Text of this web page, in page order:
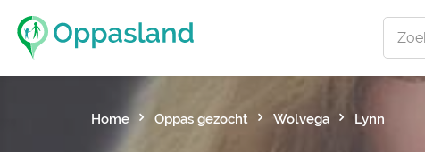
Home Oppas gezocht Wolvega Lynn